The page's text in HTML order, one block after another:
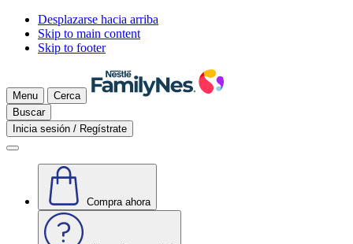
Desplazarse hacia arriba
Skip to main content
Skip to footer
Menu
Cerca
Buscar
Inicia sesión / Regístrate
Compra ahora